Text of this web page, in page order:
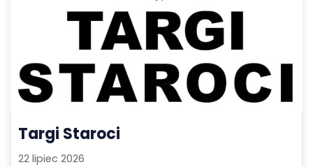
Targi Staroci
22 lipiec 2026